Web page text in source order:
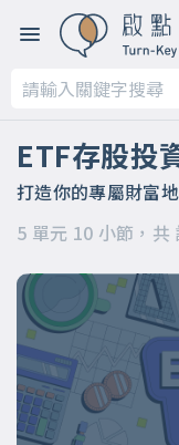
ETF存股投
打造你的專屬財富
5 單元 10 小節，共
第一章 說了這麼多年
第二章 學會這招，讓
第三章 投資一定有
第四章 勝率最高的投
第五章 為什麼你需要